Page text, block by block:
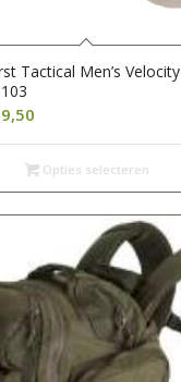
Tactical Men’s Velocity
Huidige
prijs
is:
€ 59,50.
Opties selecteren